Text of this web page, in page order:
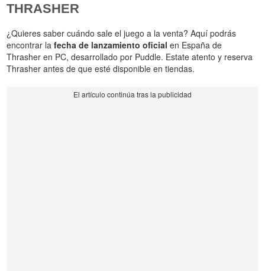
THRASHER
¿Quieres saber cuándo sale el juego a la venta? Aquí podrás
encontrar lafecha de lanzamiento oficial en España de
Thrasher en PC, desarrollado por Puddle. Estate atento y reserva
Thrasher antes de que esté disponible en tiendas.